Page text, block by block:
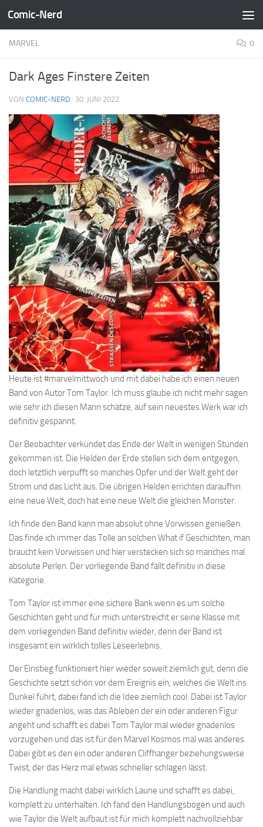
Zum Inhalt springen
Comic-Nerd
MARVEL 0
Dark Ages Finstere Zeiten
VON COMIC-NERD · 30. JUNI 2022
Heute ist #marvelmittwoch und mit dabei habe ich einen neuen
Band von Autor Tom Taylor. Ich muss glaube ich nicht mehr sagen
wie sehr ich diesen Mann schätze, auf sein neuestes Werk war ich
definitiv gespannt.
Der Beobachter verkündet das Ende der Welt in wenigen Stunden
gekommen ist. Die Helden der Erde stellen sich dem entgegen,
doch letztlich verpufft so manches Opfer und der Welt geht der
Strom und das Licht aus. Die übrigen Helden errichten daraufhin
eine neue Welt, doch hat eine neue Welt die gleichen Monster.
Ich finde den Band kann man absolut ohne Vorwissen genießen.
Das finde ich immer das Tolle an solchen What if Geschichten, man
braucht kein Vorwissen und hier verstecken sich so manches mal
absolute Perlen. Der vorliegende Band fällt definitiv in diese
Kategorie.
Tom Taylor ist immer eine sichere Bank wenn es um solche
Geschichten geht und für mich unterstreicht er seine Klasse mit
dem vorliegenden Band definitiv wieder, denn der Band ist
insgesamt ein wirklich tolles Leseerlebnis.
Der Einstieg funktioniert hier wieder soweit ziemlich gut, denn die
Geschichte setzt schön vor dem Ereignis ein, welches die Welt ins
Dunkel führt, dabei fand ich die Idee ziemlich cool. Dabei ist Taylor
wieder gnadenlos, was das Ableben der ein oder anderen Figur
angeht und schafft es dabei Tom Taylor mal wieder gnadenlos
vorzugehen und das ist für den Marvel Kosmos mal was anderes.
Dabei gibt es den ein oder anderen Cliffhanger beziehungsweise
Twist, der das Herz mal etwas schneller schlagen lässt.
Die Handlung macht dabei wirklich Laune und schafft es dabei,
komplett zu unterhalten. Ich fand den Handlungsbogen und auch
wie Taylor die Welt aufbaut ist für mich komplett nachvollziehbar